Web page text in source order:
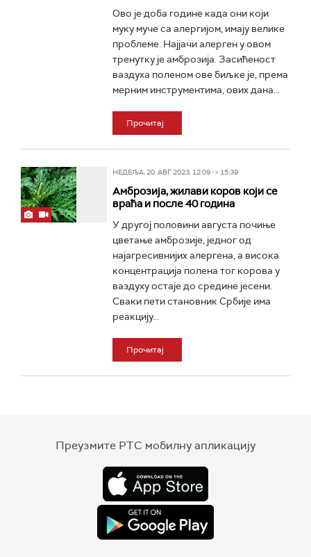
Ово је доба године када они који
муку муче са алергијом, имају велике
проблеме. Најјачи алерген у овом
тренутку је амброзија. Засићеност
ваздуха поленом ове биљке је, према
мерним инструментима, ових дана...
Прочитај
НЕДЕЉА, 20. АВГ 2023, 12:09 -> 15:39
Амброзија, жилави коров који се
враћа и после 40 година
У другој половини августа почиње
цветање амброзије, једног од
најагресивнијих алергена, а висока
концентрација полена тог корова у
ваздуху остаје до средине јесени.
Сваки пети становник Србије има
реакцију...
Прочитај
Преузмите РТС мобилну апликацију